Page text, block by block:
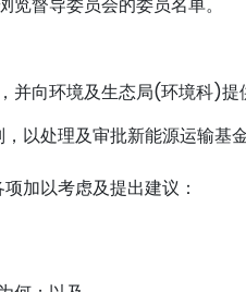
督导委员会的委员名单。
向环境及生态局(环境科)提
以处理及审批新能源运输基
加以考虑及提出建议：